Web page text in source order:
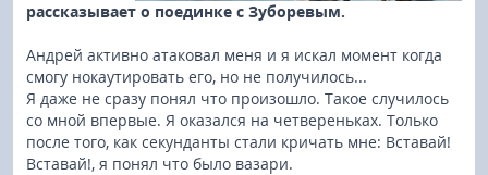
рассказывает о поединке с Зуборевым.
Андрей активно атаковал меня и я искал момент когда
смогу нокаутировать его, но не получилось...
Я даже не сразу понял что произошло. Такое случилось
со мной впервые. Я оказался на четвереньках. Только
после того, как секунданты стали кричать мне: Вставай!
Вставай!, я понял что было вазари.